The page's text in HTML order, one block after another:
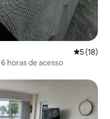
5 de uma
5 (18)
horas de acesso